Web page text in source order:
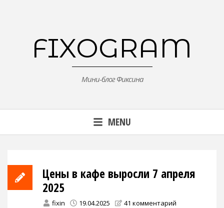
FIXOGRAM
Мини-блог Фиксина
MENU
Цены в кафе выросли 7 апреля
2025
fixin 19.04.2025 41 комментарий